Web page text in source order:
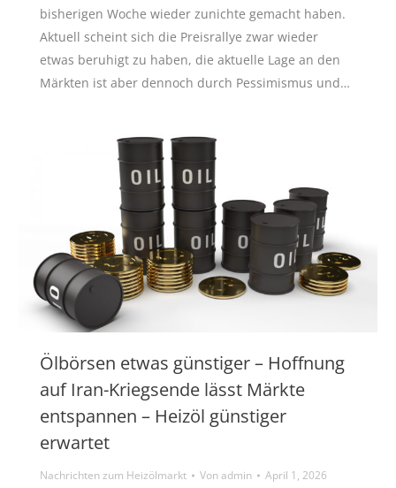
bisherigen Woche wieder zunichte gemacht haben.
Aktuell scheint sich die Preisrallye zwar wieder
etwas beruhigt zu haben, die aktuelle Lage an den
Märkten ist aber dennoch durch Pessimismus und…
Ölbörsen etwas günstiger – Hoffnung
auf Iran-Kriegsende lässt Märkte
entspannen – Heizöl günstiger
erwartet
Nachrichten zum Heizölmarkt Vonadmin April 1, 2026